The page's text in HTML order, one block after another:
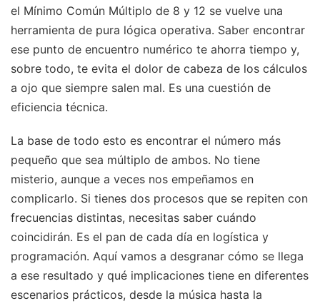
el Mínimo Común Múltiplo de 8 y 12 se vuelve una
herramienta de pura lógica operativa. Saber encontrar
ese punto de encuentro numérico te ahorra tiempo y,
sobre todo, te evita el dolor de cabeza de los cálculos
a ojo que siempre salen mal. Es una cuestión de
eficiencia técnica.
La base de todo esto es encontrar el número más
pequeño que sea múltiplo de ambos. No tiene
misterio, aunque a veces nos empeñamos en
complicarlo. Si tienes dos procesos que se repiten con
frecuencias distintas, necesitas saber cuándo
coincidirán. Es el pan de cada día en logística y
programación. Aquí vamos a desgranar cómo se llega
a ese resultado y qué implicaciones tiene en diferentes
escenarios prácticos, desde la música hasta la